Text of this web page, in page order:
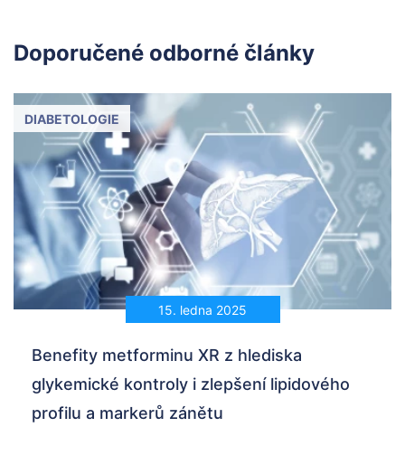
Doporučené odborné články
15. ledna 2025
DIABETOLOGIE
Benefity metforminu XR z hlediska
glykemické kontroly i zlepšení lipidového
profilu a markerů zánětu